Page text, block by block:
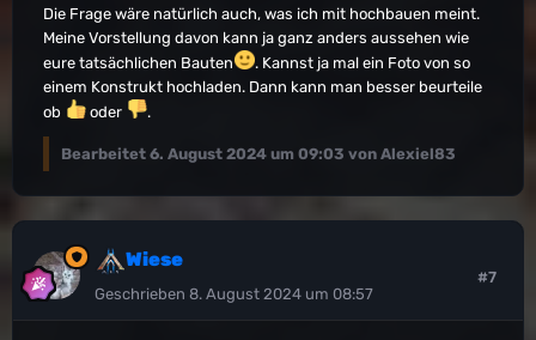
Die Frage wäre natürlich auch, was ich mit hochbauen meint.
Meine Vorstellung davon kann ja ganz anders aussehen wie
eure tatsächlichen Bauten
. Kannst ja mal ein Foto von so
einem Konstrukt hochladen. Dann kann man besser beurteile
ob
oder .
Bearbeitet 6. August 2024 um 09:03 von Alexiel83
Wiese
Geschrieben 8. August 2024 um 08:57
#7